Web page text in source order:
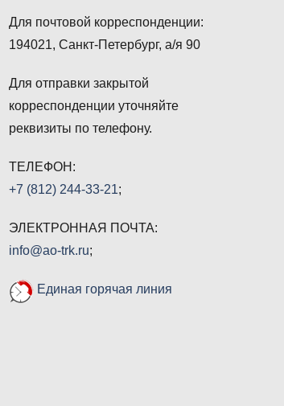
Для почтовой корреспонденции:
194021, Санкт-Петербург, а/я 90
Для отправки закрытой
корреспонденции уточняйте
реквизиты по телефону.
ТЕЛЕФОН:
+7 (812) 244-33-21;
ЭЛЕКТРОННАЯ ПОЧТА:
info@ao-trk.ru;
Единая горячая линия